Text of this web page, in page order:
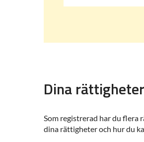
Dina rättigheter
Som registrerad har du flera
dina rättigheter och hur du